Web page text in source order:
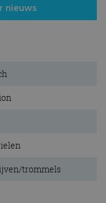
nieuws
trommels